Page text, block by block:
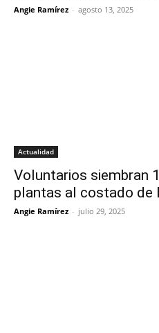
Angie Ramírez - agosto 13, 2025
Actualidad
Voluntarios siembran
plantas al costado de
Angie Ramírez - julio 29, 2025